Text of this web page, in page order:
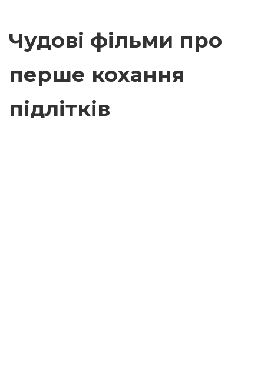
Чудові фільми про
перше кохання
підлітків